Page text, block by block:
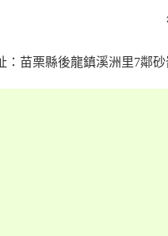
：苗栗縣後龍鎮溪洲里7鄰砂